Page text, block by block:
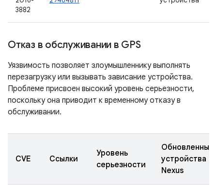
3882
Отказ в обслуживании в GPS
Уязвимость позволяет злоумышленнику выполнять
перезагрузку или вызывать зависание устройства.
Проблеме присвоен высокий уровень серьезности,
поскольку она приводит к временному отказу в
обслуживании.
CVE Ссылки
Уровень
серьезности
Обновленные
устройства
Nexus